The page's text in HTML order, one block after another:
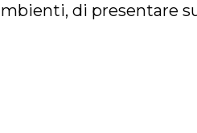
di presentare